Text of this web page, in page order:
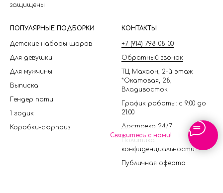
Свяжитесь с нами!
защищены
ПОПУЛЯРНЫЕ ПОДБОРКИ
Детские наборы шаров
Для девушки
Для мужчины
Выписка
Гендер пати
1 годик
Коробки-сюрприз
КОНТАКТЫ
+7 (914) 798-08-00
Обратный звонок
ТЦ Махаон, 2-й этаж
*Окатовая, 28,
Владивосток
График работы: с 9:00 до
21:00
Доставка 24/7
Политика
конфиденциальности
Публичная оферта